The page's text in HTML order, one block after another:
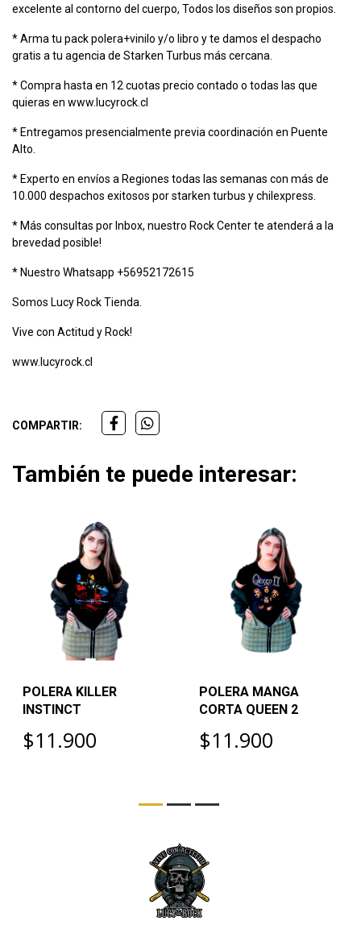
excelente al contorno del cuerpo, Todos los diseños son propios.
* Arma tu pack polera+vinilo y/o libro y te damos el despacho
gratis a tu agencia de Starken Turbus más cercana.
* Compra hasta en 12 cuotas precio contado o todas las que
quieras en www.lucyrock.cl
* Entregamos presencialmente previa coordinación en Puente
Alto.
* Experto en envíos a Regiones todas las semanas con más de
10.000 despachos exitosos por starken turbus y chilexpress.
* Más consultas por Inbox, nuestro Rock Center te atenderá a la
brevedad posible!
* Nuestro Whatsapp +56952172615
Somos Lucy Rock Tienda.
Vive con Actitud y Rock!
www.lucyrock.cl
COMPARTIR:
También te puede interesar:
POLERA KILLER
INSTINCT
$11.900
POLERA MANGA
CORTA QUEEN 2
$11.900